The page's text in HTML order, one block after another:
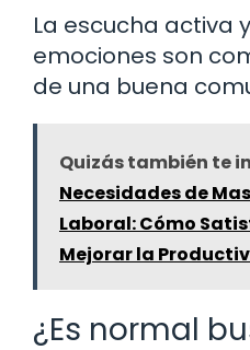
La escucha activa
emociones son
de una buena
Quizás también te
Necesidades de
Laboral: Cómo
Mejorar la
¿Es normal